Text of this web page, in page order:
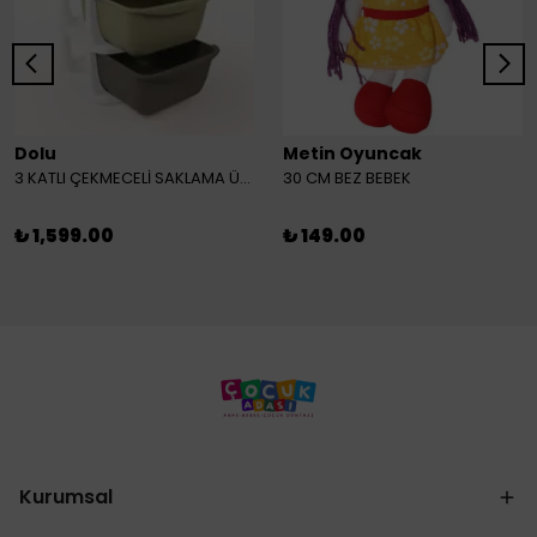
Dolu
3 KATLI ÇEKMECELİ SAKLAMA ÜNİTESİ
₺ 1,599.00
Metin Oyuncak
30 CM BEZ BEBEK
₺ 149.00
Kurumsal